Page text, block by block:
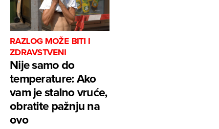
RAZLOG MOŽE BITI I
ZDRAVSTVENI
Nije samo do
temperature: Ako
vam je stalno vruće,
obratite pažnju na
ovo